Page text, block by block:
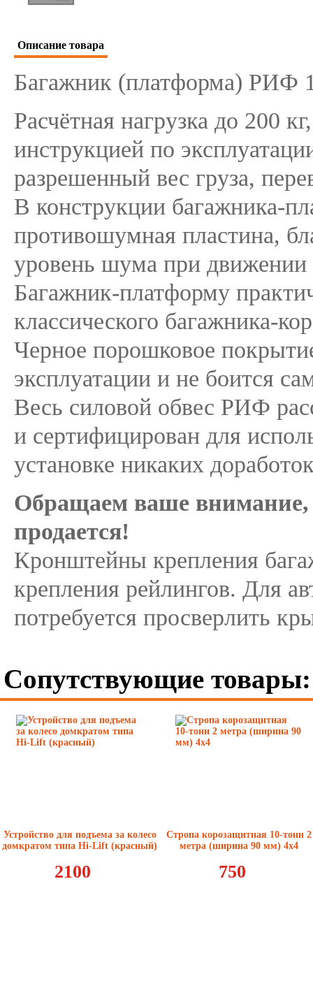
Описание товара
Багажник (платформа) РИФ
Расчётная нагрузка до 200
инструкцией по
разрешенный вес груза,
В конструкции багажника-
противошумная пластина,
уровень шума при
Багажник-платформу
классического багажника-
Черное порошковое
эксплуатации и не боится
Весь силовой обвес РИФ
и сертифицирован для
установке никаких
Обращаем ваше внимание,
продается!
Кронштейны крепления
крепления рейлингов. Для
потребуется просверлить
Сопутствующие товары:
Устройство для подъема за колесо
домкратом типа Hi-Lift (красный)
2100
Стропа корозащитная 10-тонн 2
метра (ширина 90 мм) 4x4
750